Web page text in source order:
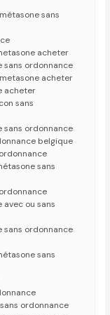
sans
acheter
sans ordonnance
acheter
acheter
sans
sans ordonnance
belgique
sans
ou sans
sans ordonnance
sans
ordonnance